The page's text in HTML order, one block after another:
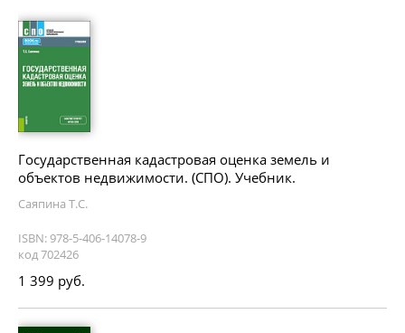
Государственная кадастровая оценка земель и
объектов недвижимости. (СПО). Учебник.
Саяпина Т.С.
ISBN: 978-5-406-14078-9
код 702426
1 399 руб.